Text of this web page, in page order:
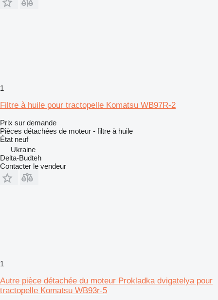
1
Filtre à huile pour tractopelle Komatsu WB97R-2
Prix sur demande
Pièces détachées de moteur - filtre à huile
État neuf
Ukraine
Delta-Budteh
Contacter le vendeur
1
Autre pièce détachée du moteur Prokladka dvigatelya pour
tractopelle Komatsu WB93r-5